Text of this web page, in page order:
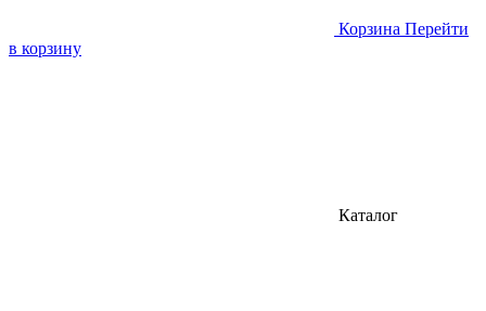
Корзина Перейти
в корзину
Каталог